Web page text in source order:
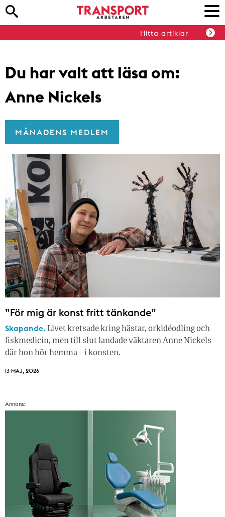
Hitta artiklar
Du har valt att läsa om:
Anne Nickels
MÅNADENS MEDLEM
”För mig är konst fritt tänkande”
Skapande. Livet kretsade kring hästar, orkidéodling och
fiskmedicin, men till slut landade väktaren Anne Nickels
där hon hör hemma – i konsten.
13 MAJ, 2026
Annons: